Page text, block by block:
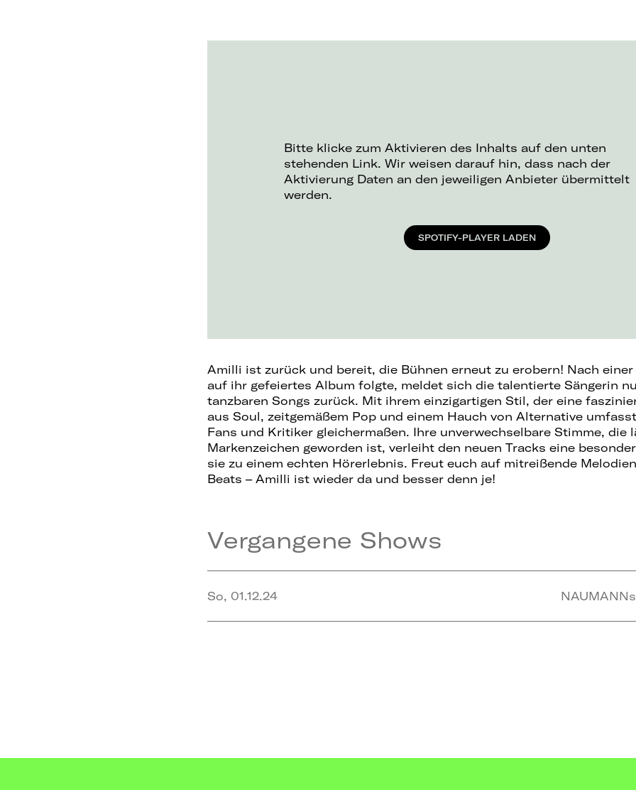
Bitte klicke zum Aktivieren des Inhalts auf den unten
stehenden Link. Wir weisen darauf hin, dass nach der
Aktivierung Daten an den jeweiligen Anbieter übermittelt
werden.
SPOTIFY-PLAYER LADEN
Amilli ist zurück und bereit, die Bühnen erneut zu erobern! Nach einer
auf ihr gefeiertes Album folgte, meldet sich die talentierte Sängerin
tanzbaren Songs zurück. Mit ihrem einzigartigen Stil, der eine
aus Soul, zeitgemäßem Pop und einem Hauch von Alternative
Fans und Kritiker gleichermaßen. Ihre unverwechselbare Stimme, die
Markenzeichen geworden ist, verleiht den neuen Tracks eine
sie zu einem echten Hörerlebnis. Freut euch auf mitreißende
Beats – Amilli ist wieder da und besser denn je!
Vergangene Shows
So, 01.12.24